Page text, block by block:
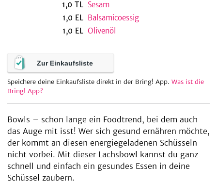
1,0 TL Sesam
1,0 EL Balsamicoessig
1,0 EL Olivenöl
Zur Einkaufsliste
Speichere deine Einkaufsliste direkt in der Bring! App. Was ist die
Bring! App?
Bowls – schon lange ein Foodtrend, bei dem auch
das Auge mit isst! Wer sich gesund ernähren möchte,
der kommt an diesen energiegeladenen Schüsseln
nicht vorbei. Mit dieser Lachsbowl kannst du ganz
schnell und einfach ein gesundes Essen in deine
Schüssel zaubern.